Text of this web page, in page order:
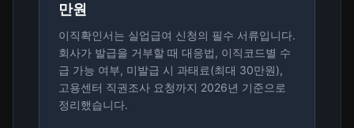
만원
이직확인서는 실업급여 신청의 필수 서류입니다.
회사가 발급을 거부할 때 대응법, 이직코드별 수
급 가능 여부, 미발급 시 과태료(최대 30만원),
고용센터 직권조사 요청까지 2026년 기준으로
정리했습니다.